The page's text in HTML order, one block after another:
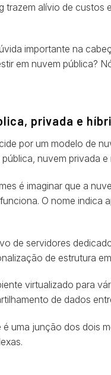
alívio de custos
importante na
em nuvem pública?
privada e
por um modelo de
nuvem privada e
é imaginar que a
O nome
de servidores
de estrutura
virtualizado para
de dados
é uma junção dos dois